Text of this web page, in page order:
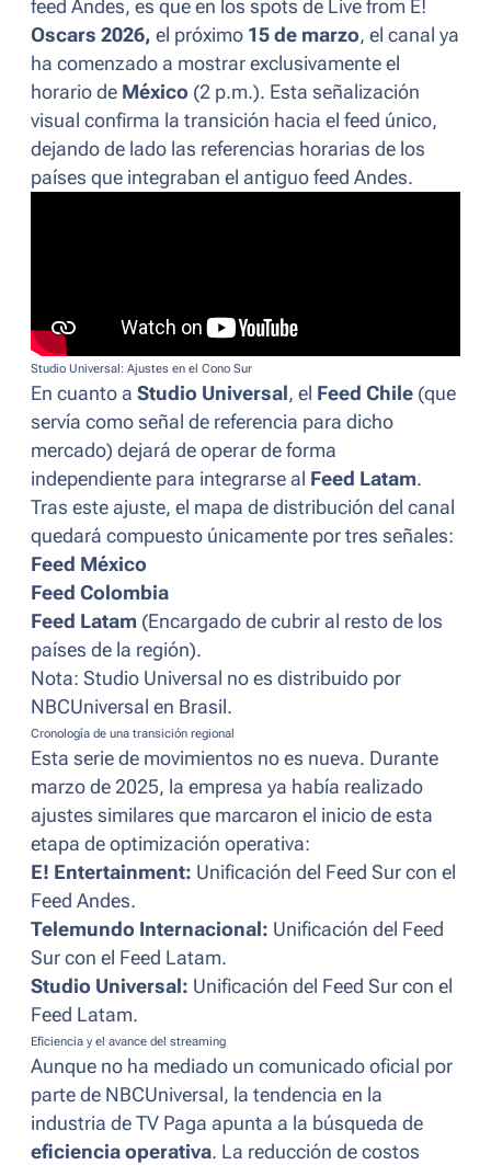
feed Andes, es que en los spots de Live from E!
Oscars 2026, el próximo 15 de marzo, el canal ya
ha comenzado a mostrar exclusivamente el
horario de México (2 p.m.). Esta señalización
visual confirma la transición hacia el feed único,
dejando de lado las referencias horarias de los
países que integraban el antiguo feed Andes.
Studio Universal: Ajustes en el Cono Sur
En cuanto a Studio Universal , el Feed Chile (que
servía como señal de referencia para dicho
mercado) dejará de operar de forma
independiente para integrarse al Feed Latam.
Tras este ajuste, el mapa de distribución del canal
quedará compuesto únicamente por tres señales:
Feed México
Feed Colombia
Feed Latam (Encargado de cubrir al resto de los
países de la región).
Nota: Studio Universal no es distribuido por
NBCUniversal en Brasil.
Cronología de una transición regional
Esta serie de movimientos no es nueva. Durante
marzo de 2025, la empresa ya había realizado
ajustes similares que marcaron el inicio de esta
etapa de optimización operativa:
E! Entertainment: Unificación del Feed Sur con el
Feed Andes.
Telemundo Internacional: Unificación del Feed
Sur con el Feed Latam.
Studio Universal: Unificación del Feed Sur con el
Feed Latam.
Eficiencia y el avance del streaming
Aunque no ha mediado un comunicado oficial por
parte de NBCUniversal, la tendencia en la
industria de TV Paga apunta a la búsqueda de
eficiencia operativa. La reducción de costos